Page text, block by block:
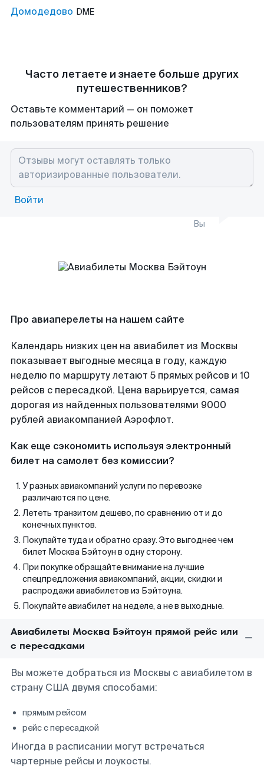
Домодедово DME
Часто летаете и знаете больше других
путешественников?
Оставьте комментарий — он поможет
пользователям принять решение
Войти
Вы
Про авиаперелеты на нашем сайте
Календарь низких цен на авиабилет из Москвы
показывает выгодные месяца в году, каждую
неделю по маршруту летают 5 прямых рейсов и 10
рейсов с пересадкой. Цена варьируется, самая
дорогая из найденных пользователями 9000
рублей авиакомпанией Аэрофлот.
Как еще сэкономить используя электронный
билет на самолет без комиссии?
У разных авиакомпаний услуги по перевозке
различаются по цене.
Лететь транзитом дешево, по сравнению от и до
конечных пунктов.
Покупайте туда и обратно сразу. Это выгоднее чем
билет Москва Бэйтоун в одну сторону.
При покупке обращайте внимание на лучшие
спецпредложения авиакомпаний, акции, скидки и
распродажи авиабилетов из Бэйтоуна.
Покупайте авиабилет на неделе, а не в выходные.
Авиабилеты Москва Бэйтоун прямой рейс или
с пересадками
Вы можете добраться из Москвы с авиабилетом в
страну США двумя способами:
прямым рейсом
рейс с пересадкой
Иногда в расписании могут встречаться
чартерные рейсы и лоукосты.